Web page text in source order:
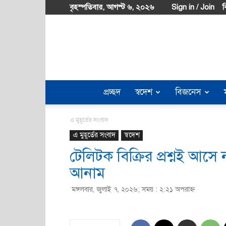
বৃহস্পতিবার, আগস্ট ৬, ২০২৬ Sign in / Join
প্রচ্ছদ স্বদেশ বিজনেস
এ মুহূর্তের সংবাদ
এ মুহূর্তের সংবাদ স্বদেশ
টেলিটক বিক্রির প্রশ্নই
আনাম
মঙ্গলবার, জুলাই ৭, ২০২৬; সময় : ২:২১ অপরাহ্ণ